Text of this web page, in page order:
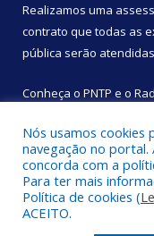
Realizamos uma
contrato que todas as
pública serão
Conheça o PNTP e o
Todos os direitos
Nós usamos cookies
navegação no
concorda com a
Para ter mais
Política de cookies (
ACEITO.